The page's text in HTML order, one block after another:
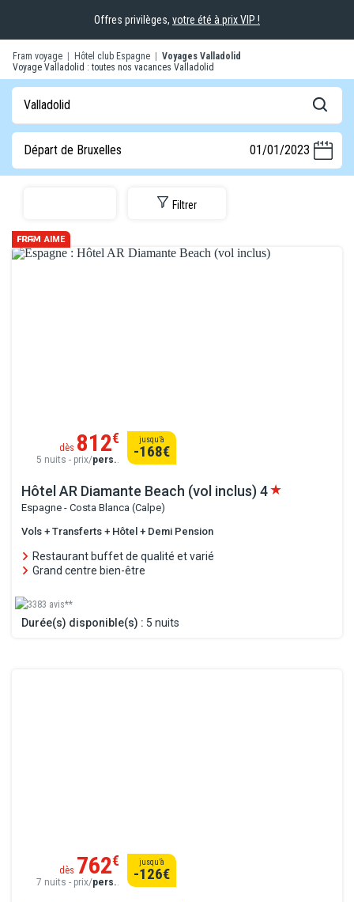
Offres privilèges, votre été à prix VIP !
Fram voyage Hôtel club Espagne
Voyages Valladolid
Voyage Valladolid : toutes nos vacances Valladolid
Valladolid
Départ de Bruxelles 01/01/2023
Filtrer
Hôtel AR Diamante Beach (vol inclus)4
Espagne - Costa Blanca (Calpe)
Vols + Transferts + Hôtel + Demi Pension
Restaurant buffet de qualité et varié
Grand centre bien-être
3383 avis**
Durée(s) disponible(s) : 5 nuits
dès 812€
5 nuits - prix/pers..
jusqu’à
-168€
AIME
dès 762€
7 nuits - prix/pers..
jusqu’à
-126€